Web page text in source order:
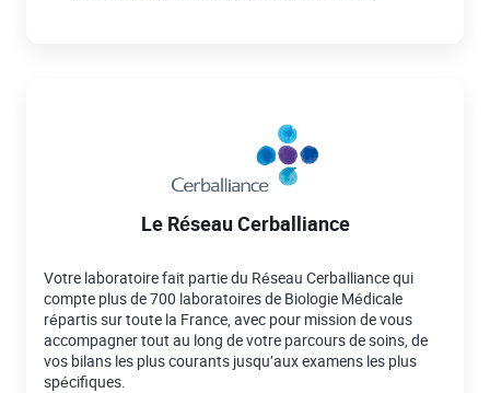
Le Réseau Cerballiance
Votre laboratoire fait partie du Réseau Cerballiance qui
compte plus de 700 laboratoires de Biologie Médicale
répartis sur toute la France, avec pour mission de vous
accompagner tout au long de votre parcours de soins, de
vos bilans les plus courants jusqu’aux examens les plus
spécifiques.